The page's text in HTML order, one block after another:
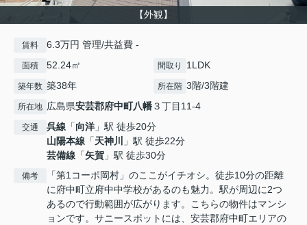
【外観】
賃料 6.3万円 管理/共益費 -
面積 52.24㎡ 間取り 1LDK
築年数 築38年 所在階 3階/3階建
所在地 広島県安芸郡府中町八幡３丁目11-4
交通 呉線 「向洋 」駅 徒歩20分
山陽本線 「天神川
」駅 徒歩22分
芸備線 「矢賀 」駅 徒歩30分
備考
「第1コーポ岡村」のここがイチオシ。徒歩10分の距離
に府中町立府中中学校があるのも魅力。駅が周辺に2つ
あるので行動範囲が広がります。こちらの物件はマンシ
ョンです。サニースポットには、安芸郡府中町エリアの